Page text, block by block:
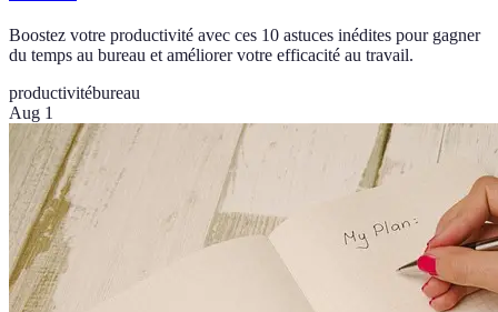
Boostez votre productivité avec ces 10 astuces inédites pour gagner
du temps au bureau et améliorer votre efficacité au travail.
productivitébureau
Aug 1